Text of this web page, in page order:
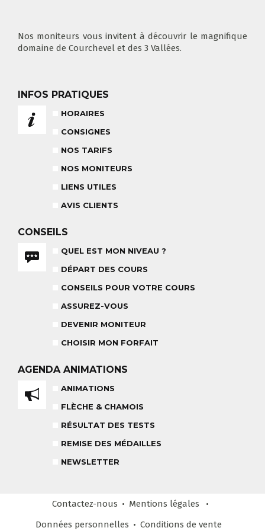
À SKI
NOS TARIFS
POUR CET HIVER
NOS MONITEURS
& PARTENAIRES
LIEUX DE RASSEMBLEMENTS
CONSEILS POUR VOTRE COURS
CONSEILS AUX PARENTS
ASSUREZ-VOUS
DEVENIR MONITEUR
TOUS LES JOURS
RÉSULTAT DES TESTS
LE VENDREDI
BABY CLUB
18 MOIS À 3 ANS
COURS DE SKI ENFANTS & TEAM
COURS PRIVÉ APRÈS-MIDI
À PARTIR DE 260€
Nos moniteurs vous invitent à découvrir le magnifique
domaine de Courchevel et des 3 Vallées.
INFOS PRATIQUES
HORAIRES
CONSIGNES
NOS TARIFS
NOS MONITEURS
LIENS UTILES
AVIS CLIENTS
CONSEILS
QUEL EST MON NIVEAU ?
DÉPART DES COURS
CONSEILS POUR VOTRE COURS
ASSUREZ-VOUS
DEVENIR MONITEUR
CHOISIR MON FORFAIT
AGENDA ANIMATIONS
ANIMATIONS
FLÈCHE & CHAMOIS
RÉSULTAT DES TESTS
REMISE DES MÉDAILLES
NEWSLETTER
Contactez-nous
Mentions légales
Données personnelles
Conditions de vente